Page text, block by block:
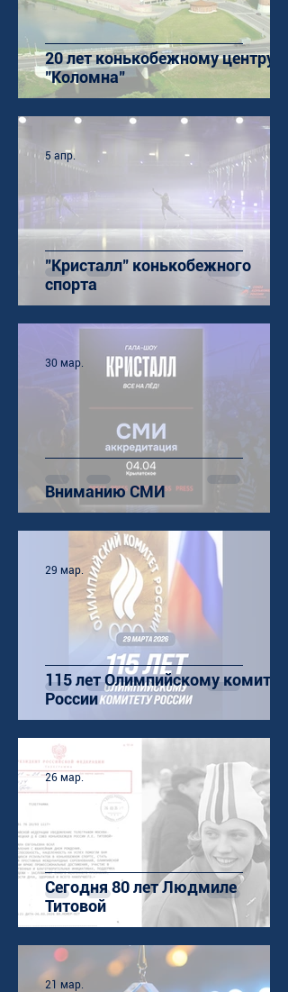
20 лет конькобежному центру
"Коломна"
"Кристалл" конькобежного
спорта
5 апр.
Вниманию СМИ
30 мар.
115 лет Олимпийскому комитету
России
29 мар.
Сегодня 80 лет Людмиле
Титовой
26 мар.
21 мар.